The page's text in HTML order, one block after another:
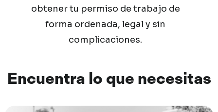
obtenertu permiso de trabajo de
forma ordenada, legal y sin
complicaciones.
Encuentra lo que necesitas